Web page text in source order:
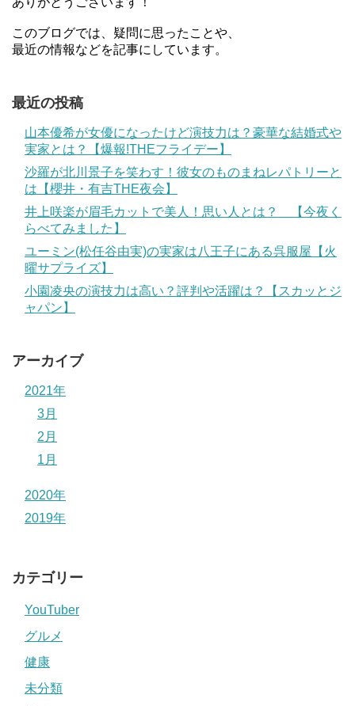
このブログでは、疑問に思ったことや、
最近の情報などを記事にしています。
最近の投稿
山本優希が女優になったけど演技力は？豪華な結婚式や
実家とは？【爆報!THEフライデー】
沙羅が北川景子を笑わす！彼女のものまねレパトリーと
は【櫻井・有吉THE夜会】
井上咲楽が眉毛カットで美人！思い人とは？ 【今夜く
らべてみました】
ユーミン(松任谷由実)の実家は八王子にある呉服屋【火
曜サプライズ】
小園凌央の演技力は高い？評判や活躍は？【スカッとジ
ャパン】
アーカイブ
2021年
3月
2月
1月
2020年
2019年
カテゴリー
YouTuber
グルメ
健康
未分類